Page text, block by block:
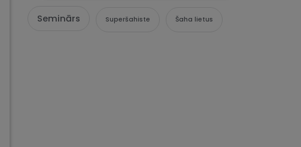
Seminārs Superšahiste Šaha lietus